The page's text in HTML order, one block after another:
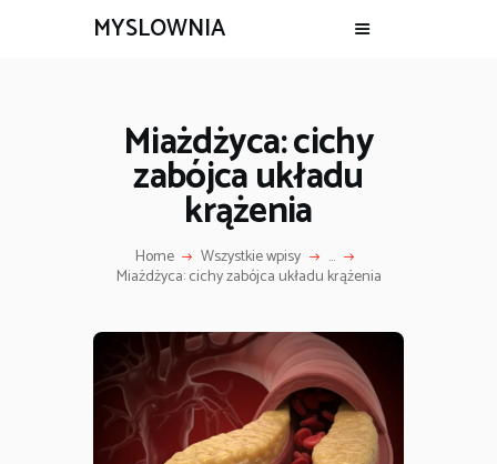
MYSLOWNIA
Miażdżyca: cichy
zabójca układu
krążenia
Home Wszystkie wpisy ...
Miażdżyca: cichy zabójca układu krążenia